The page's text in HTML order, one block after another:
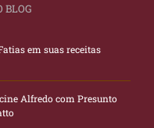
BLOG
em suas receitas
Alfredo com Presunto